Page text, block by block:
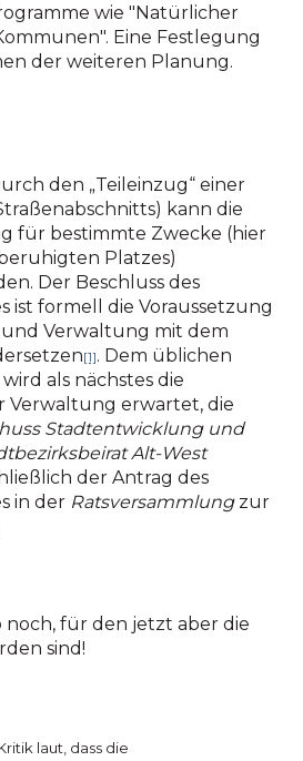
wie "Natürlicher
Eine Festlegung
der weiteren Planung.
den „Teileinzug“ einer
kann die
für bestimmte Zwecke (hier
Platzes)
Der Beschluss des
ist formell die Voraussetzung
und Verwaltung mit dem
[1]. Dem üblichen
als nächstes die
Verwaltung erwartet, die
Stadtentwicklung und
Alt-West
der Antrag des
in der Ratsversammlungzur
noch, für den jetzt aber die
sind!
laut, dass die